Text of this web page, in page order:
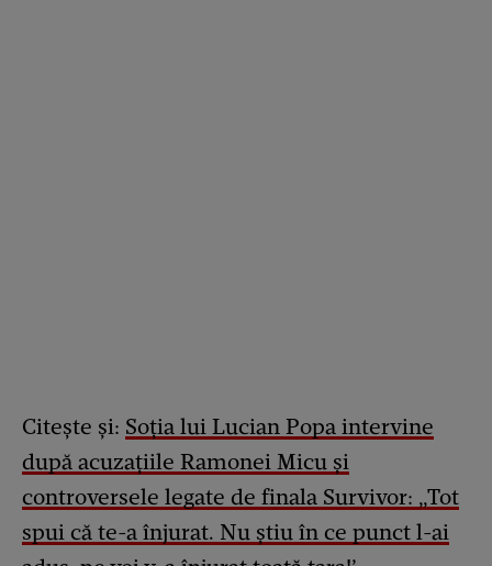
Citește și: Soția lui Lucian Popa intervine
după acuzațiile Ramonei Micu și
controversele legate de finala Survivor: „Tot
spui că te-a înjurat. Nu știu în ce punct l-ai